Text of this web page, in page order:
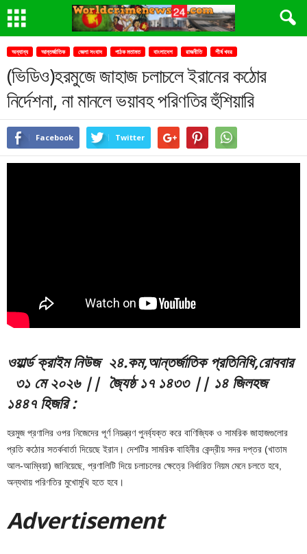
অন্যান্য আন্তর্জাতিক জেলা সংবাদ পাঠক মতামত বাংলাদেশ রাজনীতি শীর্ষ খবর
(ভিডিও)হরমুজে জাহাজ চলাচলে ইরানের কঠোর
নির্দেশনা, না মানলে ভয়াবহ পরিণতির হুঁশিয়ারি
Facebook Twitter
ওয়ার্ল্ড ক্রাইম নিউজ ২৪.কম,আন্তর্জাতিক প্রতিনিধি,রোববার
৩১ মে ২০২৬ || জ্যৈষ্ঠ ১৭ ১৪৩৩ || ১৪ জিলহজ
১৪৪৭ হিজরি:
হরমুজ প্রণালির ওপর নিজেদের পূর্ণ নিয়ন্ত্রণ পুনর্ব্যক্ত করে বাণিজ্যিক ও সামরিক জাহাজগুলোর
প্রতি কঠোর সতর্কবার্তা দিয়েছে ইরান। দেশটির সামরিক বাহিনীর কেন্দ্রীয় সদর দপ্তর (খাতাম
আল-আম্বিয়া) জানিয়েছে, প্রণালিটি দিয়ে চলাচলের ক্ষেত্রে নির্ধারিত নিয়ম মেনে চলতে হবে,
অন্যথায় পরিণতির মুখোমুখি হতে হবে।
Advertisement